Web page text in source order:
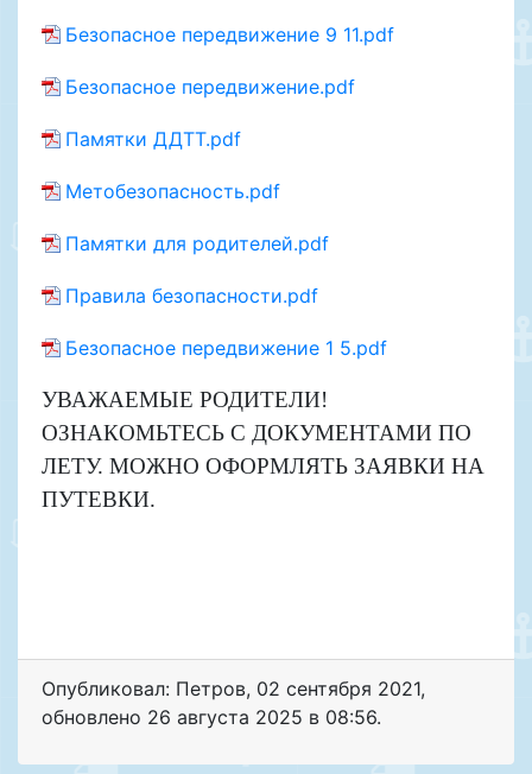
Безопасное передвижение 9 11.pdf
Безопасное передвижение.pdf
Памятки ДДТТ.pdf
Метобезопасность.pdf
Памятки для родителей.pdf
Правила безопасности.pdf
Безопасное передвижение 1 5.pdf
УВАЖАЕМЫЕ РОДИТЕЛИ!
ОЗНАКОМЬТЕСЬ С ДОКУМЕНТАМИ ПО
ЛЕТУ. МОЖНО ОФОРМЛЯТЬ ЗАЯВКИ НА
ПУТЕВКИ.
Опубликовал: Петров, 02 сентября 2021,
обновлено 26 августа 2025 в 08:56.